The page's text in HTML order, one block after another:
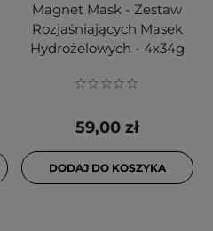
Magnet Mask - Zestaw
Rozjaśniających Masek
Hydrożelowych - 4x34g
59,00 zł
DODAJ DO KOSZYKA